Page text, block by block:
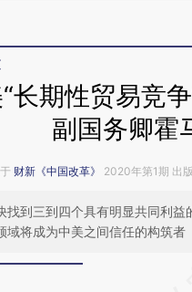
长期性贸易竞
副国务卿霍
财新《中国改革》 2020年第1期 出
找到三到四个具有明显共同利
域将成为中美之间信任的构筑者